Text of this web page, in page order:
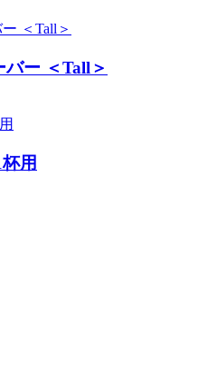
ー ＜Tall＞
用